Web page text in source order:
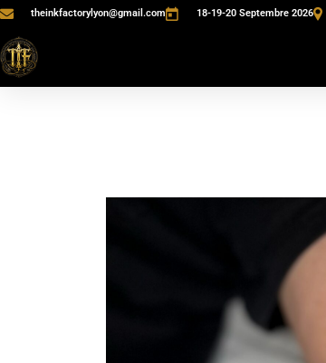
theinkfactorylyon@gmail.com 18-19-20 Septembre 2026